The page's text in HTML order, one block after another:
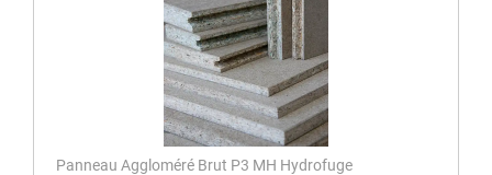
Panneau Aggloméré Brut P3 MH Hydrofuge